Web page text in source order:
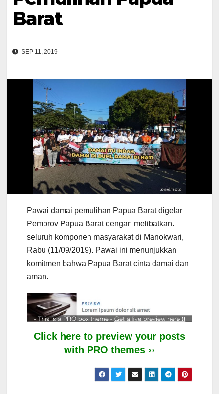
Barat
SEP 11, 2019
Pawai damai pemulihan Papua Barat digelar
Pemprov Papua Barat dengan melibatkan.
seluruh komponen masyarakat di Manokwari,
Rabu (11/09/2019). Pawai ini menunjukkan
komitmen bahwa Papua Barat cinta damai dan
aman.
Click here to preview your posts
with PRO themes ››